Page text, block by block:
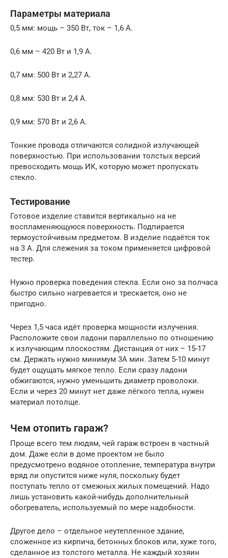
Параметры материала
0,5 мм: мощь – 350 Вт, ток – 1,6 А.
0,6 мм – 420 Вт и 1,9 А.
0,7 мм: 500 Вт и 2,27 А.
0,8 мм: 530 Вт и 2,4 А.
0,9 мм: 570 Вт и 2,6 А.
Тонкие провода отличаются солидной излучающей
поверхностью. При использовании толстых версий
превосходить мощь ИК, которую может пропускать
стекло.
Тестирование
Готовое изделие ставится вертикально на не
воспламеняющуюся поверхность. Подпирается
термоустойчивым предметом. В изделие подаётся ток
на 3 А. Для слежения за током применяется цифровой
тестер.
Нужно проверка поведения стекла. Если оно за полчаса
быстро сильно нагревается и трескается, оно не
пригодно.
Через 1,5 часа идёт проверка мощности излучения.
Расположите свои ладони параллельно по отношению
к излучающим плоскостям. Дистанция от них – 15-17
см. Держать нужно минимум 3А мин. Затем 5-10 минут
будет ощущать мягкое тепло. Если сразу ладони
обжигаются, нужно уменьшить диаметр проволоки.
Если и через 20 минут нет даже лёгкого тепла, нужен
материал потолще.
Чем отопить гараж?
Проще всего тем людям, чей гараж встроен в частный
дом. Даже если в доме проектом не было
предусмотрено водяное отопление, температура внутри
вряд ли опустится ниже нуля, поскольку будет
поступать тепло от смежных жилых помещений. Надо
лишь установить какой-нибудь дополнительный
обогреватель, используемый по мере надобности.
Другое дело – отдельное неутепленное здание,
сложенное из кирпича, бетонных блоков или, хуже того,
сделанное из толстого металла. Не каждый хозяин